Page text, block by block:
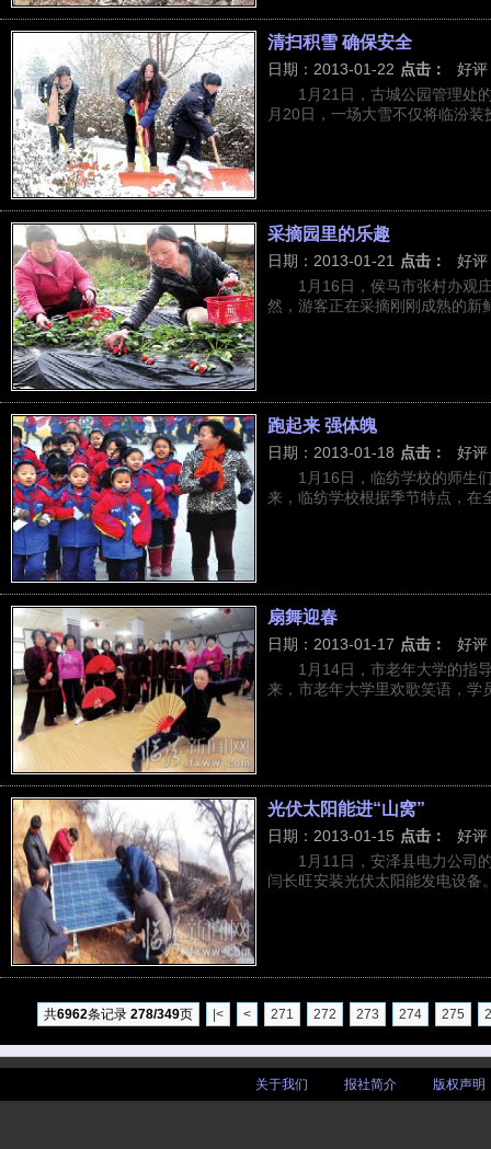
清扫积雪 确保安全
日期：2013-01-22 点击：
好评
1月21日，古城公园管理处
月20日，一场大雪不仅将临汾
采摘园里的乐趣
日期：2013-01-21 点击：
好评
1月16日，侯马市张村办观
然，游客正在采摘刚刚成熟的新
跑起来 强体魄
日期：2013-01-18 点击：
好评
1月16日，临纺学校的师生
来，临纺学校根据季节特点，在
扇舞迎春
日期：2013-01-17 点击：
好评
1月14日，市老年大学的指
来，市老年大学里欢歌笑语，学
光伏太阳能进“山窝”
日期：2013-01-15 点击：
好评
1月11日，安泽县电力公司
闫长旺安装光伏太阳能发电设备
|< < 271 272 273 274 275
共6962条记录 278/349页
关于我们 报社简介 版权声明